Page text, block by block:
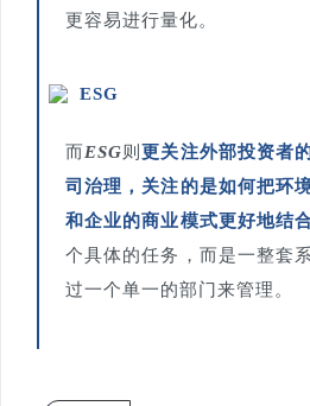
更容易进行量化。
ESG
而ESG则更关注外部投资者
司治理，关注的是如何把环
和企业的商业模式更好地结
个具体的任务，而是一整套
过一个单一的部门来管理。